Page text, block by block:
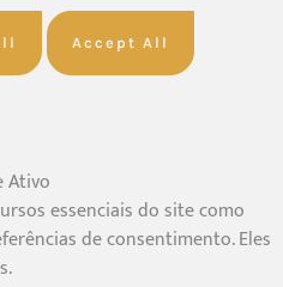
Accept All
Ativo
essenciais do site como
de consentimento. Eles